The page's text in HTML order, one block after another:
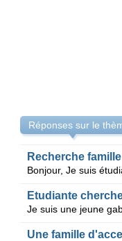
Réponses sur le
Recherche
Etudiante
Une famille